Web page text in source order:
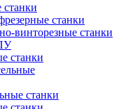
станки
винторезные станки
станки
станки